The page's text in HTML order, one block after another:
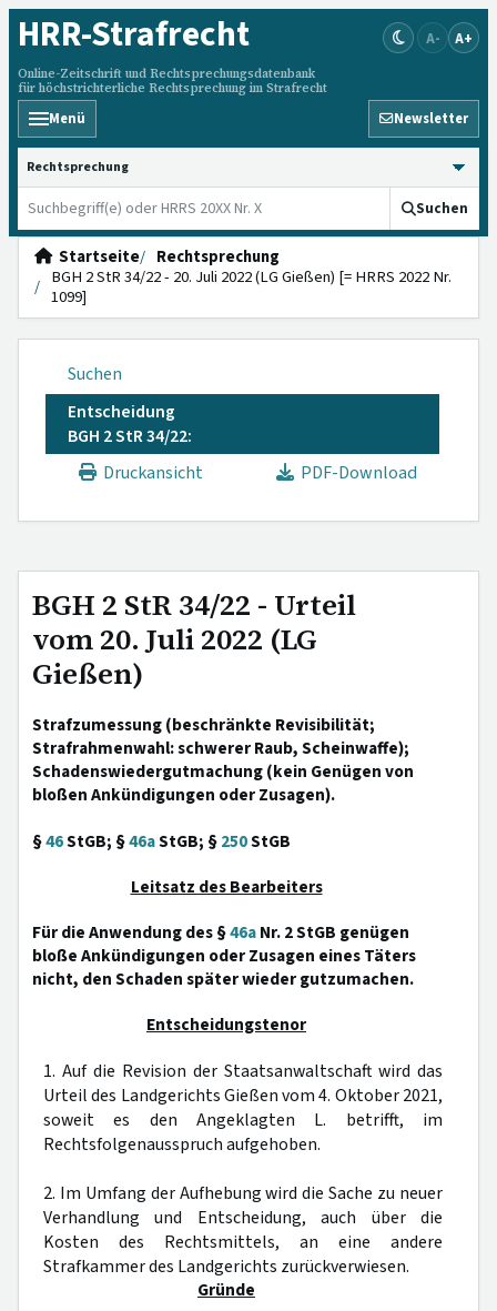
HRR-Strafrecht
Online-Zeitschrift und Rechtsprechungsdatenbank
für höchstrichterliche Rechtsprechung im Strafrecht
A- A+
Menü Newsletter
HRRS durchsuchen
Suchen
Startseite
Rechtsprechung
BGH 2 StR 34/22 - 20. Juli 2022 (LG Gießen) [= HRRS 2022 Nr.
1099]
Suchen
Entscheidung
BGH 2 StR 34/22:
Druckansicht
PDF-Download
BGH 2 StR 34/22 - Urteil
vom 20. Juli 2022 (LG
Gießen)
Strafzumessung (beschränkte Revisibilität;
Strafrahmenwahl: schwerer Raub, Scheinwaffe);
Schadenswiedergutmachung (kein Genügen von
bloßen Ankündigungen oder Zusagen).
§46StGB; §46aStGB; §250StGB
Leitsatz des Bearbeiters
Für die Anwendung des §46aNr. 2 StGB genügen
bloße Ankündigungen oder Zusagen eines Täters
nicht, den Schaden später wieder gutzumachen.
Entscheidungstenor
1. Auf die Revision der Staatsanwaltschaft wird das
Urteil des Landgerichts Gießen vom 4. Oktober 2021,
soweit es den Angeklagten L. betrifft, im
Rechtsfolgenausspruch aufgehoben.
2. Im Umfang der Aufhebung wird die Sache zu neuer
Verhandlung und Entscheidung, auch über die
Kosten des Rechtsmittels, an eine andere
Strafkammer des Landgerichts zurückverwiesen.
Gründe